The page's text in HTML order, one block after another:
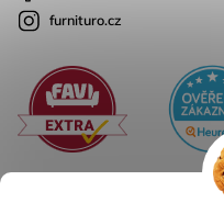
furnituro.cz